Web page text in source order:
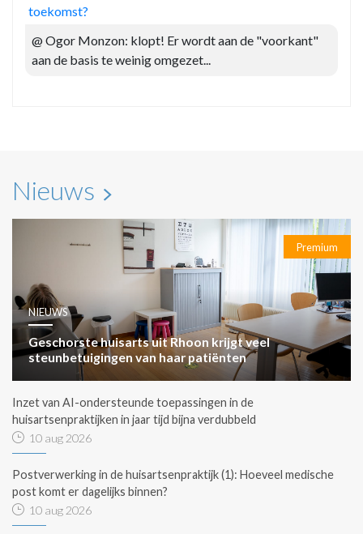
toekomst?
@ Ogor Monzon: klopt! Er wordt aan de "voorkant"
aan de basis te weinig omgezet...
Nieuws
Premium
NIEUWS
Geschorste huisarts uit Rhoon krijgt veel
steunbetuigingen van haar patiënten
Inzet van AI-ondersteunde toepassingen in de
huisartsenpraktijken in jaar tijd bijna verdubbeld
10 aug 2026
Postverwerking in de huisartsenpraktijk (1): Hoeveel medische
post komt er dagelijks binnen?
10 aug 2026